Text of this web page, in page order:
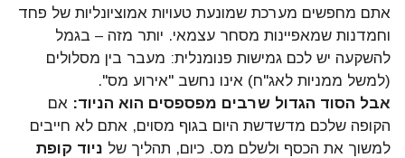
אתם מחפשים מערכת שמונעת טעויות אמוציונליות של פחד
וחמדנות שמאפיינות מסחר עצמאי. יותר מזה – בגמל
להשקעה יש לכם גמישות פנומנלית: מעבר בין מסלולים
(למשל ממניות לאג"ח) אינו נחשב "אירוע מס".
אבל הסוד הגדול שרבים מפספסים הוא הניוד: אם
הקופה שלכם מדשדשת היום בגוף מסוים, אתם לא חייבים
למשוך את הכסף ולשלם מס. כיום, תהליך של ניוד קופת